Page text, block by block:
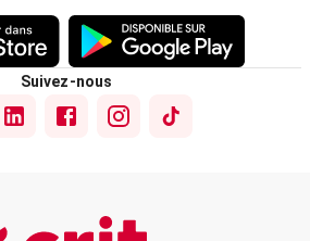
Suivez-nous